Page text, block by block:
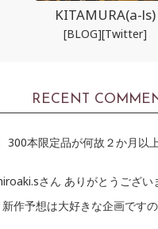
KITAMURA(a-ls)
[BLOG][Twitter]
RECENT
300本限定品が何故２か月以
さん ありがとうござい
新作予想は大好きな企画です